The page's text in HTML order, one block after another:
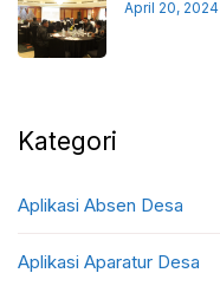
April 20, 2024
Kategori
Aplikasi Absen Desa
Aplikasi Aparatur Desa